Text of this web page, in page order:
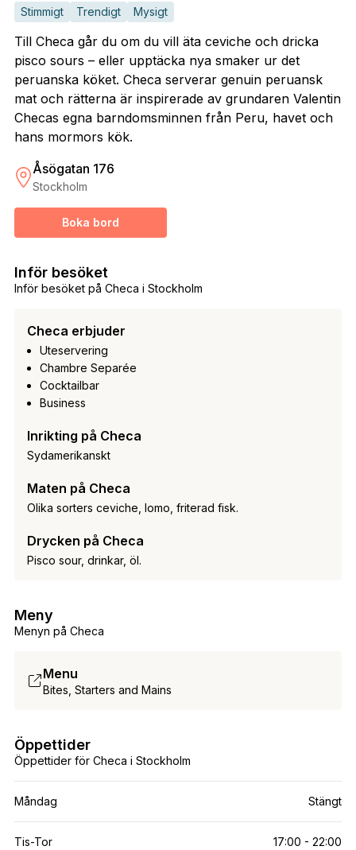
Stimmigt Trendigt Mysigt
Till Checa går du om du vill äta ceviche och dricka
pisco sours – eller upptäcka nya smaker ur det
peruanska köket. Checa serverar genuin peruansk
mat och rätterna är inspirerade av grundaren Valentin
Checas egna barndomsminnen från Peru, havet och
hans mormors kök.
Åsögatan 176
Stockholm
Boka bord
Inför besöket på Checa i Stockholm
Inför besöket
Checa erbjuder
Uteservering
Chambre Separée
Cocktailbar
Business
Inrikting på Checa
Sydamerikanskt
Maten på Checa
Olika sorters ceviche, lomo, friterad fisk.
Drycken på Checa
Pisco sour, drinkar, öl.
Menyn på Checa
Meny
Menu
Bites, Starters and Mains
Öppettider för Checa i Stockholm
Öppettider
Måndag Stängt
Tis-Tor 17:00 - 22:00